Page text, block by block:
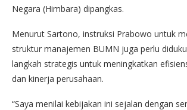
Negara (Himbara) dipangkas.
Menurut Sartono, instruksi Prabowo untuk
struktur manajemen BUMN juga perlu
langkah strategis untuk meningkatkan
dan kinerja perusahaan.
“Saya menilai kebijakan ini sejalan dengan